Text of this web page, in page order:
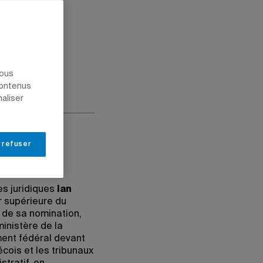
juridiques
Ian
supérieure du
sa nomination,
de la
fédéral devant
et les tribunaux
refuser